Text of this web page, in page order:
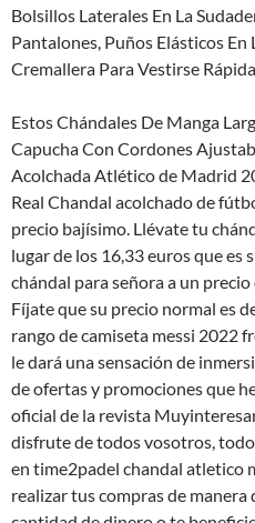
Bolsillos Laterales En La
Pantalones, Puños Elásticos En
Cremallera Para Vestirse
Estos Chándales De Manga
Capucha Con Cordones
Acolchada Atlético de Madrid
Real Chandal acolchado de
precio bajísimo. Llévate tu
lugar de los 16,33 euros que es
chándal para señora a un
Fíjate que su precio normal es
rango de camiseta messi 2022
le dará una sensación de
de ofertas y promociones que
oficial de la revista
disfrute de todos vosotros,
en time2padel chandal atletico
realizar tus compras de manera